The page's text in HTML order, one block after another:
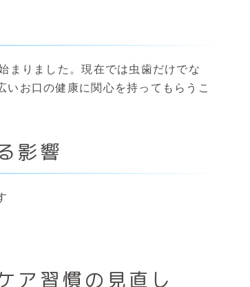
まりました。現在では虫歯だけでな
いお口の健康に関心を持ってもらうこ
影響
ア習慣の見直し